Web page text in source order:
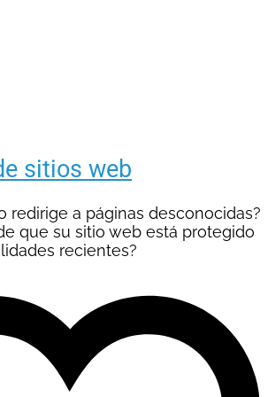
sitios web
redirige a páginas desconocidas?
que su sitio web está protegido
recientes?